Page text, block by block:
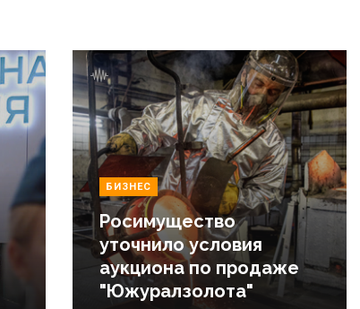
БИЗНЕС
Росимущество
уточнило условия
аукциона по продаже
"Южуралзолота"